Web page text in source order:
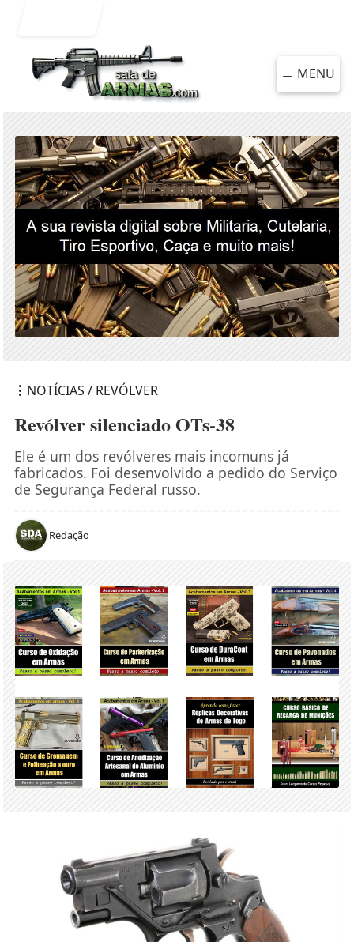
MENU
NOTÍCIAS / REVÓLVER
Revólver silenciado OTs-38
Ele é um dos revólveres mais incomuns já
fabricados. Foi desenvolvido a pedido do Serviço
de Segurança Federal russo.
Redação